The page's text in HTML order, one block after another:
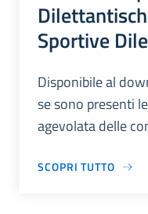
Sportive
Disponibile al
se sono presenti
agevolata delle
SCOPRI TUTTO